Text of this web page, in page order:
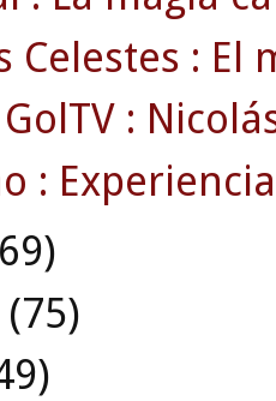
Celestes : El
:
:
(75)